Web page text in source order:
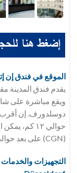
الموقع في فندق إن
يقدم فندق المدينة
(CGN) على بعد حوالي ٤٥ كم.
التجهيزات